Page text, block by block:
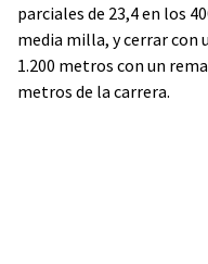
parciales de 23,4 en los
media milla, y cerrar con
1.200 metros con un
metros de la carrera.